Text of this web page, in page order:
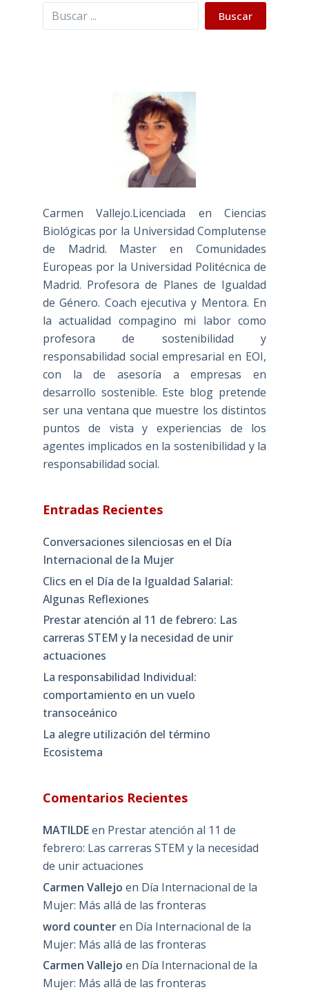
Buscar Buscar
Carmen Vallejo.Licenciada en Ciencias
Biológicas por la Universidad Complutense
de Madrid. Master en Comunidades
Europeas por la Universidad Politécnica de
Madrid. Profesora de Planes de Igualdad
de Género. Coach ejecutiva y Mentora. En
la actualidad compagino mi labor como
profesora de sostenibilidad y
responsabilidad social empresarial en EOI,
con la de asesoría a empresas en
desarrollo sostenible. Este blog pretende
ser una ventana que muestre los distintos
puntos de vista y experiencias de los
agentes implicados en la sostenibilidad y la
responsabilidad social.
Entradas Recientes
Conversaciones silenciosas en el Día
Internacional de la Mujer
Clics en el Día de la Igualdad Salarial:
Algunas Reflexiones
Prestar atención al 11 de febrero: Las
carreras STEM y la necesidad de unir
actuaciones
La responsabilidad Individual:
comportamiento en un vuelo
transoceánico
La alegre utilización del término
Ecosistema
Comentarios Recientes
MATILDEen Prestar atención al 11 de
febrero: Las carreras STEM y la necesidad
de unir actuaciones
Carmen Vallejo en Día Internacional de la
Mujer: Más allá de las fronteras
word counteren Día Internacional de la
Mujer: Más allá de las fronteras
Carmen Vallejo en Día Internacional de la
Mujer: Más allá de las fronteras